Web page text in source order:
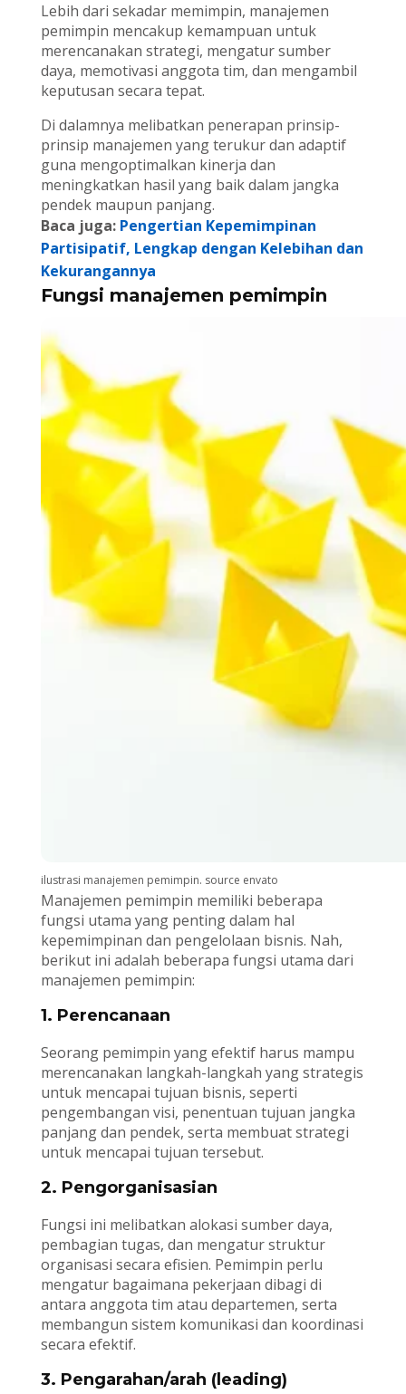
Lebih dari sekadar memimpin, manajemen
pemimpin mencakup kemampuan untuk
merencanakan strategi, mengatur sumber
daya, memotivasi anggota tim, dan mengambil
keputusan secara tepat.
Di dalamnya melibatkan penerapan prinsip-
prinsip manajemen yang terukur dan adaptif
guna mengoptimalkan kinerja dan
meningkatkan hasil yang baik dalam jangka
pendek maupun panjang.
Baca juga: Pengertian Kepemimpinan
Partisipatif, Lengkap dengan Kelebihan dan
Kekurangannya
Fungsi manajemen pemimpin
ilustrasi manajemen pemimpin. source envato
Manajemen pemimpin memiliki beberapa
fungsi utama yang penting dalam hal
kepemimpinan dan pengelolaan bisnis. Nah,
berikut ini adalah beberapa fungsi utama dari
manajemen pemimpin:
1. Perencanaan
Seorang pemimpin yang efektif harus mampu
merencanakan langkah-langkah yang strategis
untuk mencapai tujuan bisnis, seperti
pengembangan visi, penentuan tujuan jangka
panjang dan pendek, serta membuat strategi
untuk mencapai tujuan tersebut.
2. Pengorganisasian
Fungsi ini melibatkan alokasi sumber daya,
pembagian tugas, dan mengatur struktur
organisasi secara efisien. Pemimpin perlu
mengatur bagaimana pekerjaan dibagi di
antara anggota tim atau departemen, serta
membangun sistem komunikasi dan koordinasi
secara efektif.
3. Pengarahan/arah (leading)